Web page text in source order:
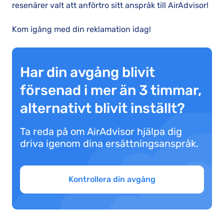
resenärer valt att anförtro sitt anspråk till AirAdvisor!
Kom igång med din reklamation idag!
Har din avgång blivit
försenad i mer än 3 timmar,
alternativt blivit inställt?
Ta reda på om AirAdvisor hjälpa dig
driva igenom dina ersättningsanspråk.
Kontrollera din avgång